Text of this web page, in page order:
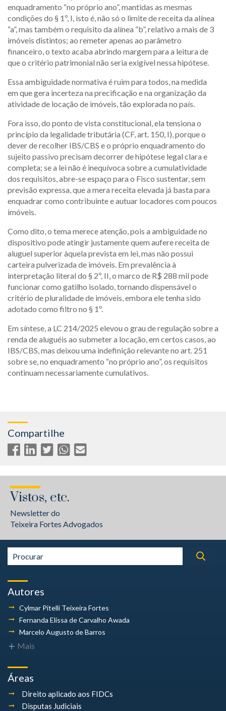
enquadramento “no próprio ano”, mantidas as mesmas
condições do § 1º, I, isto é, não só o limite de receita da alínea
“a”, mas também o requisito da alínea “b”, relativo a mais de 3
imóveis distintos; ao remeter apenas ao parâmetro
financeiro, o texto acaba abrindo margem para a leitura de
que o critério patrimonial não seria exigível nessa hipótese.
Essa ambiguidade normativa é ruim para todos, na medida
em que gera incerteza na precificação e na organização da
atividade de locação de imóveis, tão explorada no país.
Fora isso, do ponto de vista constitucional, ela tensiona o
princípio da legalidade tributária (CF, art. 150, I), porque o
dever de recolher IBS/CBS e o próprio enquadramento do
sujeito passivo precisam decorrer de hipótese legal clara e
completa; se a lei não é inequívoca sobre a cumulatividade
dos requisitos, abre-se espaço para o Fisco sustentar, sem
previsão expressa, que a mera receita elevada já basta para
enquadrar como contribuinte e autuar locadores com poucos
imóveis.
Como dito, o tema merece atenção, pois a ambiguidade no
dispositivo pode atingir justamente quem aufere receita de
aluguel superior àquela prevista em lei, mas não possui
carteira pulverizada de imóveis. Em prevalência à
interpretação literal do § 2º, II, o marco de R$ 288 mil pode
funcionar como gatilho isolado, tornando dispensável o
critério de pluralidade de imóveis, embora ele tenha sido
adotado como filtro no § 1º.
Em síntese, a LC 214/2025 elevou o grau de regulação sobre a
renda de aluguéis ao submeter a locação, em certos casos, ao
IBS/CBS, mas deixou uma indefinição relevante no art. 251
sobre se, no enquadramento “no próprio ano”, os requisitos
continuam necessariamente cumulativos.
Compartilhe
Vistos, etc.
Newsletter do
Teixeira Fortes Advogados
Autores
Cylmar Pitelli Teixeira Fortes
Fernanda Elissa de Carvalho Awada
Marcelo Augusto de Barros
Mais
Áreas
Direito aplicado aos FIDCs
Disputas Judiciais